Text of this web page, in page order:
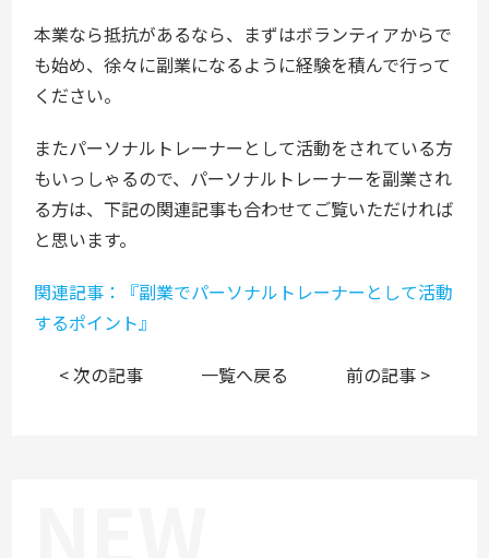
本業なら抵抗があるなら、まずはボランティアからで
も始め、徐々に副業になるように経験を積んで行って
ください。
またパーソナルトレーナーとして活動をされている方
もいっしゃるので、パーソナルトレーナーを副業され
る方は、下記の関連記事も合わせてご覧いただければ
と思います。
関連記事：『副業でパーソナルトレーナーとして活動
するポイント』
< 次の記事
一覧へ戻る 前の記事 >